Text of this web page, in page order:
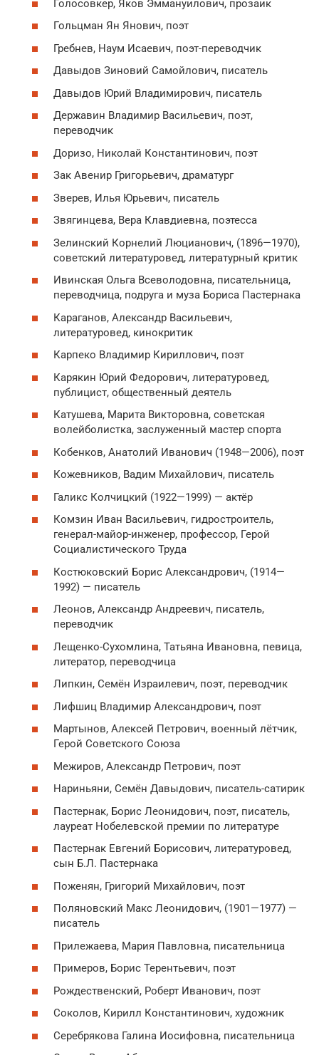
Голосовкер, Яков Эммануилович, прозаик
Гольцман Ян Янович, поэт
Гребнев, Наум Исаевич, поэт-переводчик
Давыдов Зиновий Самойлович, писатель
Давыдов Юрий Владимирович, писатель
Державин Владимир Васильевич, поэт,
переводчик
Доризо, Николай Константинович, поэт
Зак Авенир Григорьевич, драматург
Зверев, Илья Юрьевич, писатель
Звягинцева, Вера Клавдиевна, поэтесса
Зелинский Корнелий Люцианович, (1896—1970),
советский литературовед, литературный критик
Ивинская Ольга Всеволодовна, писательница,
переводчица, подруга и муза Бориса Пастернака
Караганов, Александр Васильевич,
литературовед, кинокритик
Карпеко Владимир Кириллович, поэт
Карякин Юрий Федорович, литературовед,
публицист, общественный деятель
Катушева, Марита Викторовна, советская
волейболистка, заслуженный мастер спорта
Кобенков, Анатолий Иванович (1948—2006), поэт
Кожевников, Вадим Михайлович, писатель
Галикс Колчицкий (1922—1999) — актёр
Комзин Иван Васильевич, гидростроитель,
генерал-майор-инженер, профессор, Герой
Социалистического Труда
Костюковский Борис Александрович, (1914—
1992) — писатель
Леонов, Александр Андреевич, писатель,
переводчик
Лещенко-Сухомлина, Татьяна Ивановна, певица,
литератор, переводчица
Липкин, Семён Израилевич, поэт, переводчик
Лифшиц Владимир Александрович, поэт
Мартынов, Алексей Петрович, военный лётчик,
Герой Советского Союза
Межиров, Александр Петрович, поэт
Нариньяни, Семён Давыдович, писатель-сатирик
Пастернак, Борис Леонидович, поэт, писатель,
лауреат Нобелевской премии по литературе
Пастернак Евгений Борисович, литературовед,
сын Б.Л. Пастернака
Поженян, Григорий Михайлович, поэт
Поляновский Макс Леонидович, (1901—1977) —
писатель
Прилежаева, Мария Павловна, писательница
Примеров, Борис Терентьевич, поэт
Рождественский, Роберт Иванович, поэт
Соколов, Кирилл Константинович, художник
Серебрякова Галина Иосифовна, писательница